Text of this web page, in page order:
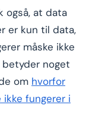
også, at data
er kun til data,
måske ikke
betyder noget
om hvorfor
ikke fungerer i